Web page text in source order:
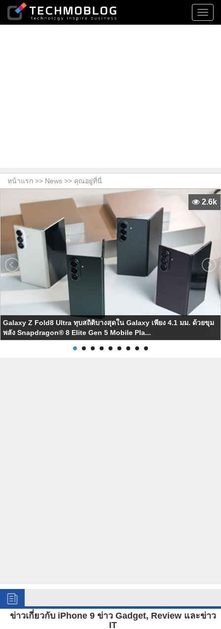
หน้าแรก >> News >> คุณอยู่ที่นี่
Galaxy Z Fold8 Ultra ทุบสถิติบางสุดใน Galaxy เพียง 4.1 มม. ด้วยขุม
พลัง Snapdragon® 8 Elite Gen 5 Mobile Pla...
2.6k
ข่าวเกี่ยวกับ iPhone 9 ข่าว Gadget, Review และข่าว
IT